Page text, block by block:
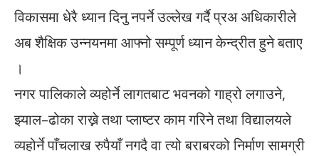
विकासमा धेरै ध्यान दिनु नपर्ने उल्लेख गर्दै प्रअ अधिकारीले
अब शैक्षिक उन्नयनमा आफ्नो सम्पूर्ण ध्यान केन्द्रीत हुने बताए
।
नगर पालिकाले व्यहोर्ने लागतबाट भवनको गाह्रो लगाउने,
झ्याल–ढोका राख्ने तथा प्लाष्टर काम गरिने तथा विद्यालयले
व्यहोर्ने पाँचलाख रुपैयाँ नगदै वा त्यो बराबरको निर्माण सामग्री